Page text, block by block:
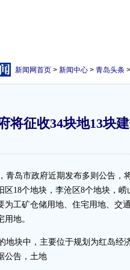
新闻网首页 > 新闻中心 > 青岛头条
将征收34块地13块
岛市政府近期发布多则公告，
区18个地块，李沧区8个地块，
为工矿仓储用地、住宅用地、交
地。
块中，主要位于规划为红岛经
公告，土地